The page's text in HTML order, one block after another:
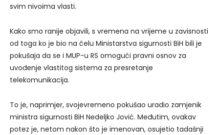
svim nivoima vlasti.
Kako smo ranije objavili, s vremena na vrijeme u zavisnosti
od toga ko je bio na čelu Ministarstva sigurnosti BiH bili je
pokušaja da se i MUP-u RS omogući pravni osnov za
uvođenje vlastitog sistema za presretanje
telekomunikacija.
To je, naprimjer, svojevremeno pokušao uradio zamjenik
ministra sigurnosti BiH Nedeljko Jović. Međutim, ovakav
potez je, netom nakon što je imenovan, osujetio tadašnji